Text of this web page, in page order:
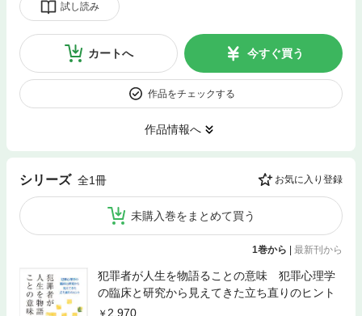
試し読み
カートへ 今すぐ買う
作品をチェックする
作品情報へ
シリーズ 全1冊 お気に入り登録
未購入巻をまとめて買う
1巻から | 最新刊から
犯罪者が人生を物語ることの意味 犯罪心理学
の臨床と研究から見えてきた立ち直りのヒント
2,970